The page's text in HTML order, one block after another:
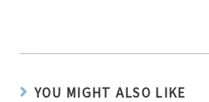
YOU MIGHT ALSO LIKE